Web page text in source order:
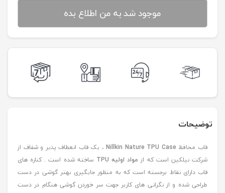
موجود شد به من اطلاع بده
توضیحات
قاب محافظ
، یک قاب انعطاف پذیر و شفاف از
شرکت نیلکین است که از مواد اولیه TPU
ساخته شده است . کناره های
قاب دارای نقاط برجسته است که به منظور جایگیری بهتر گوشی در دست
طراحی شده و از نگرانی های کاربر جهت سر خوردن گوشی هنگام در دست